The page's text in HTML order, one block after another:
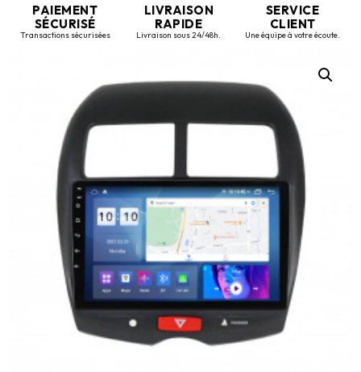
PAIEMENT
SÉCURISÉ
Transactions sécurisées
LIVRAISON
RAPIDE
Livraison sous 24/48h.
SERVICE
CLIENT
Une équipe à votre écoute.